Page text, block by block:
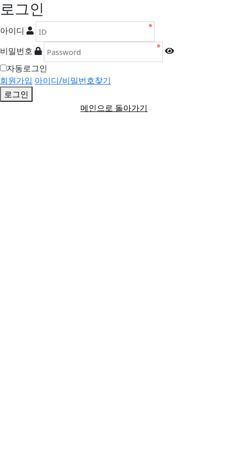
로그인
아이디
비밀번호
자동로그인
회원가입 아이디/비밀번호찾기
로그인
메인으로 돌아가기